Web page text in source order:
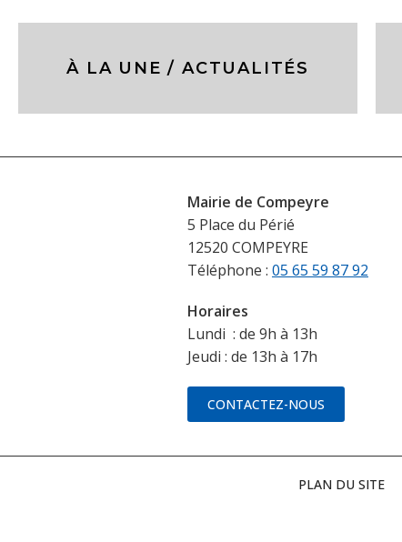
À LA UNE / ACTUALITÉS
Mairie de Compeyre
5 Place du Périé
12520 COMPEYRE
Téléphone : 05 65 59 87 92
Horaires
Lundi : de 9h à 13h
Jeudi : de 13h à 17h
CONTACTEZ-NOUS
PLAN DU SITE